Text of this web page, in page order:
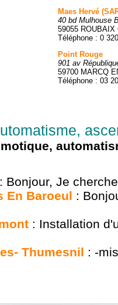
Maes Hervé
40 bd Mulhouse
59055 ROUBAIX
Téléphone : 0
Point Rouge
901 av
59700 MARCQ
Téléphone : 03
: Bonjour, Je
En Baroeul :
: Installation
Thumesnil : -